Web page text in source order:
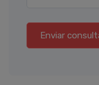
Enviar